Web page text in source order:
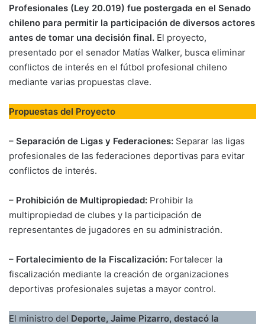
Profesionales (Ley 20.019) fue postergada en el Senado
chileno para permitir la participación de diversos actores
antes de tomar una decisión final. El proyecto,
presentado por el senador Matías Walker, busca eliminar
conflictos de interés en el fútbol profesional chileno
mediante varias propuestas clave.
Propuestas del Proyecto
– Separación de Ligas y Federaciones: Separar las ligas
profesionales de las federaciones deportivas para evitar
conflictos de interés.
– Prohibición de Multipropiedad: Prohibir la
multipropiedad de clubes y la participación de
representantes de jugadores en su administración.
– Fortalecimiento de la Fiscalización: Fortalecer la
fiscalización mediante la creación de organizaciones
deportivas profesionales sujetas a mayor control.
El ministro del Deporte, Jaime Pizarro, destacó la